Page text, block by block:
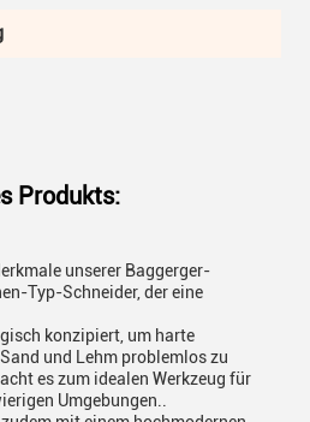
Produkts:
unserer Baggerger-
Typ-Schneider, der eine
konzipiert, um harte
und Lehm problemlos zu
es zum idealen Werkzeug für
Umgebungen..